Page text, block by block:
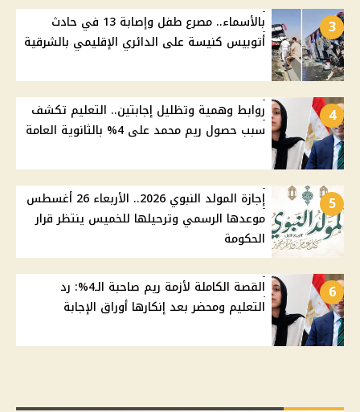
3
بالأسماء.. مصرع طفل وإصابة 13 في حادث
أتوبيس كنيسة على الدائري الإقليمي بالشرقية
4
روابط وهمية وتظليل إجابتين.. التعليم تكشف
سبب حصول ريم محمد على 4% بالثانوية العامة
5
إجازة المولد النبوي 2026.. الأربعاء 26 أغسطس
موعدها الرسمي وترحيلها للخميس ينتظر قرار
الحكومة
6
القصة الكاملة لأزمة ريم صاحبة الـ4%: رد
التعليم ومحضر بعد إنكارها أوراق الإجابة